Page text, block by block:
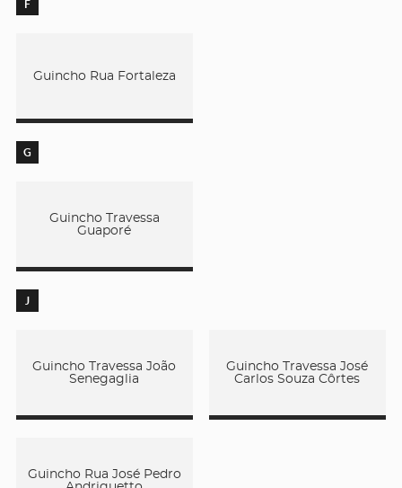
F
Guincho Rua Fortaleza
G
Guincho Travessa
Guaporé
J
Guincho Travessa João
Senegaglia
Guincho Travessa José
Carlos Souza Côrtes
Guincho Rua José Pedro